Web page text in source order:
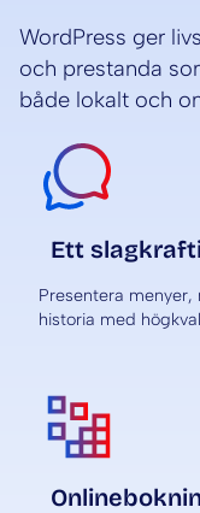
WordPress ger
och prestanda
både lokalt och
Ett
Presentera
historia med